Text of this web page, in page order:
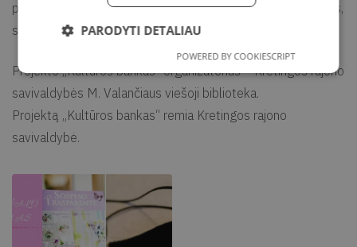
papuošti įvairius daiktus – dėžutes, rėmelius, stiklo gaminius,
sukurti originalius šviestuvus, paveikslus, papuošalus.
Projekto „Kultūros bankas“ organizatorius – Kretingos rajono
savivaldybės M. Valančiaus viešoji biblioteka.
Projektą „Kultūros bankas“ remia Kretingos rajono
savivaldybė.
PARODYTI DETALIAU
POWERED BY COOKIESCRIPT